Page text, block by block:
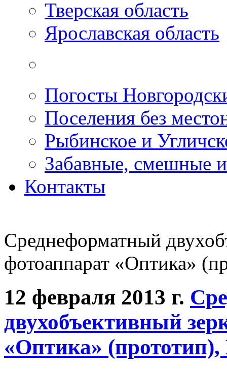
Тверская область
Ярославская область
Погосты
Поселения без
Рыбинское и
Забавные, смешные
Контакты
Среднеформатный
фотоаппарат «Оптика»
12 февраля 2013 г.
двухобъективный
«Оптика»